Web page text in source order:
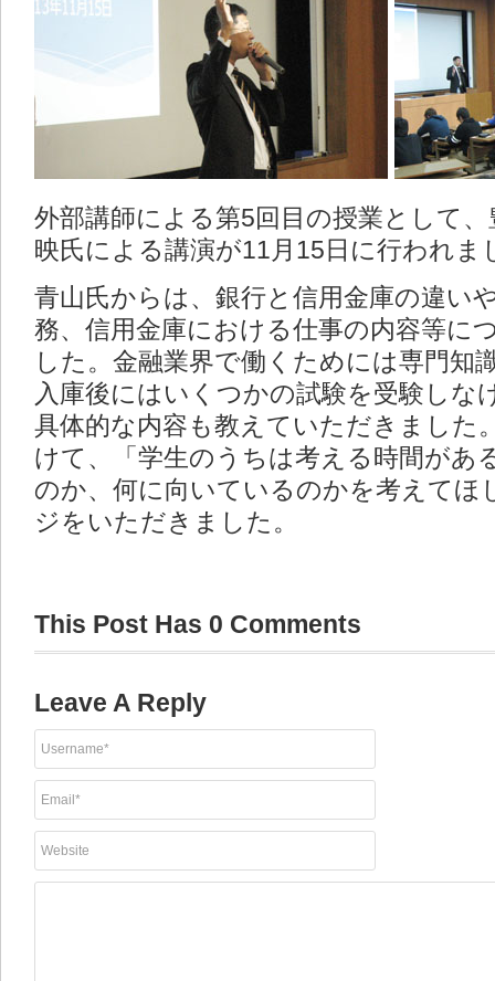
外部講師による第5回目の授業として
映氏による講演が11月15日に行われま
青山氏からは、銀行と信用金庫の違い
務、信用金庫における仕事の内容等に
した。金融業界で働くためには専門知
入庫後にはいくつかの試験を受験しな
具体的な内容も教えていただきました
けて、「学生のうちは考える時間があ
のか、何に向いているのかを考えてほ
ジをいただきました。
This Post Has 0 Comments
Leave A Reply